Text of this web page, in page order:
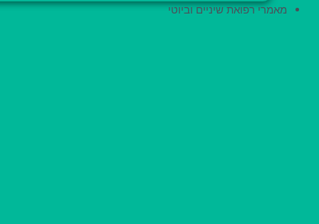
מאמרי רפואת שיניים וביוטי